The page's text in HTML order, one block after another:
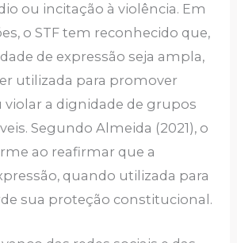
ou incitação à violência. Em
o STF tem reconhecido que,
de expressão seja ampla,
utilizada para promover
violar a dignidade de grupos
Segundo Almeida (2021), o
ao reafirmar que a
quando utilizada para
sua proteção constitucional.